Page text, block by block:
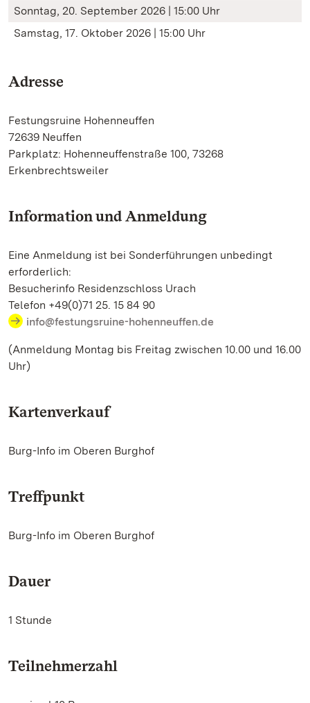
Sonntag, 20. September 2026 | 15:00 Uhr
Samstag, 17. Oktober 2026 | 15:00 Uhr
Adresse
Festungsruine Hohenneuffen
72639 Neuffen
Parkplatz: Hohenneuffenstraße 100, 73268
Erkenbrechtsweiler
Information und Anmeldung
Eine Anmeldung ist bei Sonderführungen unbedingt
erforderlich:
Besucherinfo Residenzschloss Urach
Telefon +49(0)71 25. 15 84 90
info@festungsruine-hohenneuffen.de
(Anmeldung Montag bis Freitag zwischen 10.00 und 16.00
Uhr)
Kartenverkauf
Burg-Info im Oberen Burghof
Treffpunkt
Burg-Info im Oberen Burghof
Dauer
1 Stunde
Teilnehmerzahl